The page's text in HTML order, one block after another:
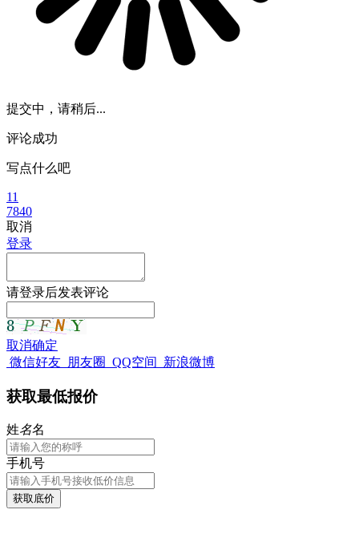
提交中，请稍后...
评论成功
写点什么吧
11
7840
取消
登录
请登录后发表评论
取消确定
微信好友 朋友圈 QQ空间 新浪微博
获取最低报价
姓名名
手机号
获取底价